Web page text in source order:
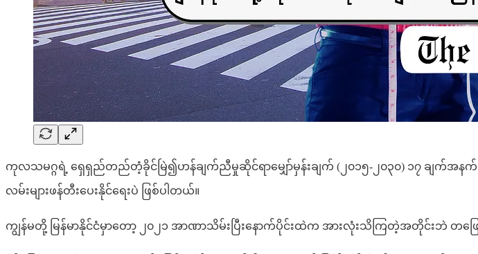
ကုလသမဂ္ဂရဲ့ ရှေရှည်တည်တံ့ခိုင်မြဲ၍ဟန်ချက်ညီမှုဆိုင်ရာမျှော်မှန်းချက် (၂၀၁၅-၂၀၃၀) ၁၇ ချက်အနက်
လမ်းများဖန်တီးပေးနိုင်ရေးပဲ ဖြစ်ပါတယ်။​
ကျွန်မတို့ မြန်မာနိုင်ငံမှာတော့ ၂၀၂၁ အာဏာသိမ်းပြီးနောက်ပိုင်းထဲက အားလုံးသိကြတဲ့အတိုင်းဘဲ တဖ